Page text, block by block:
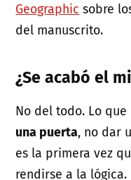
Geographic sobre
del manuscrito.
¿Se acabó el
No del todo. Lo
una puerta, no dar
es la primera vez
rendirse a la lógica.